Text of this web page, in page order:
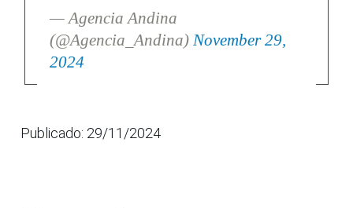
— Agencia Andina
(@Agencia_Andina) November 29,
2024
Publicado: 29/11/2024